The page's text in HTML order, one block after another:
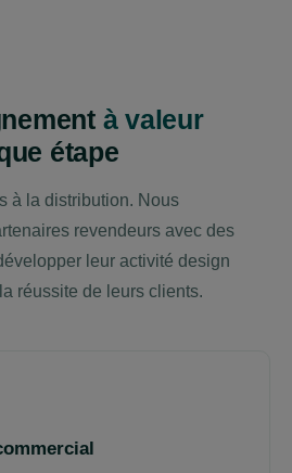
à valeur
étape
à la distribution. Nous
revendeurs avec des
leur activité design
réussite de leurs clients.